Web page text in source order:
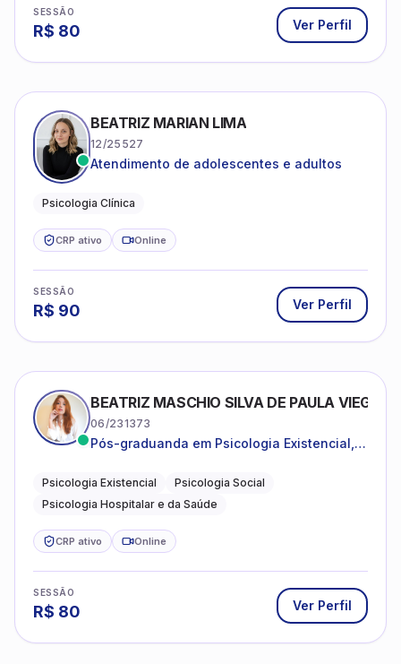
SESSÃO
R$ 80 Ver Perfil
BEATRIZ MARIAN LIMA
12/25527
Atendimento de adolescentes e adultos
Psicologia Clínica
CRP ativo Online
SESSÃO
R$ 90 Ver Perfil
BEATRIZ MASCHIO SILVA DE PAULA VIEGAS
06/231373
Pós-graduanda em Psicologia Existencial,
da Saúde.
Psicologia Existencial
Psicologia Social
Psicologia Hospitalar e da Saúde
CRP ativo Online
SESSÃO
R$ 80 Ver Perfil